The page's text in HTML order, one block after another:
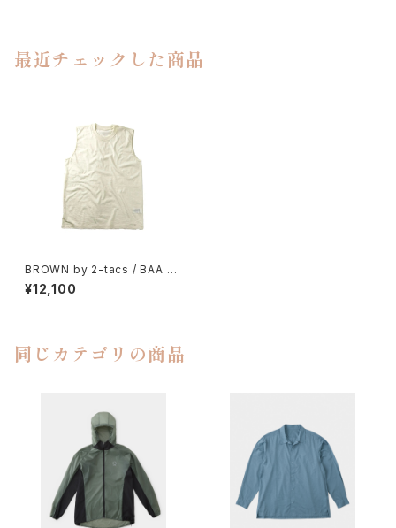
最近チェックした商品
BROWN by 2-tacs / BAA SL
EEVELESS
¥12,100
同じカテゴリの商品